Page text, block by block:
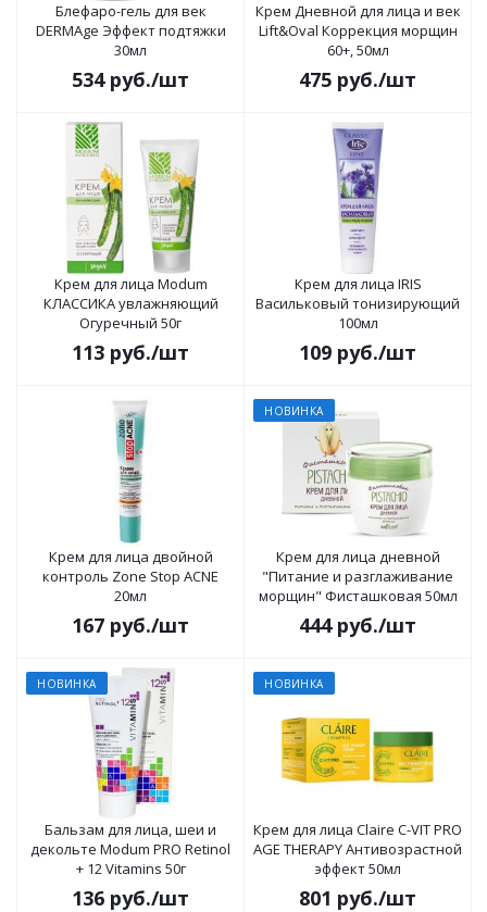
Блефаро-гель для век
DERMAge Эффект подтяжки
30мл
534руб./шт
Крем Дневной для лица и век
Lift&Oval Коррекция морщин
60+, 50мл
475 руб./шт
Крем для лица Modum
КЛАССИКА увлажняющий
Огуречный 50г
113 руб./шт
Крем для лица IRIS
Васильковый тонизирующий
100мл
109 руб./шт
Крем для лица двойной
контроль Zone Stop ACNE
20мл
167 руб./шт
НОВИНКА
Крем для лица дневной
"Питание и разглаживание
морщин" Фисташковая 50мл
444руб./шт
НОВИНКА
Бальзам для лица, шеи и
декольте Modum PRO Retinol
+ 12 Vitamins 50г
136 руб./шт
НОВИНКА
Крем для лица Claire C-VIT PRO
AGE THERAPY Антивозрастной
эффект 50мл
801 руб./шт